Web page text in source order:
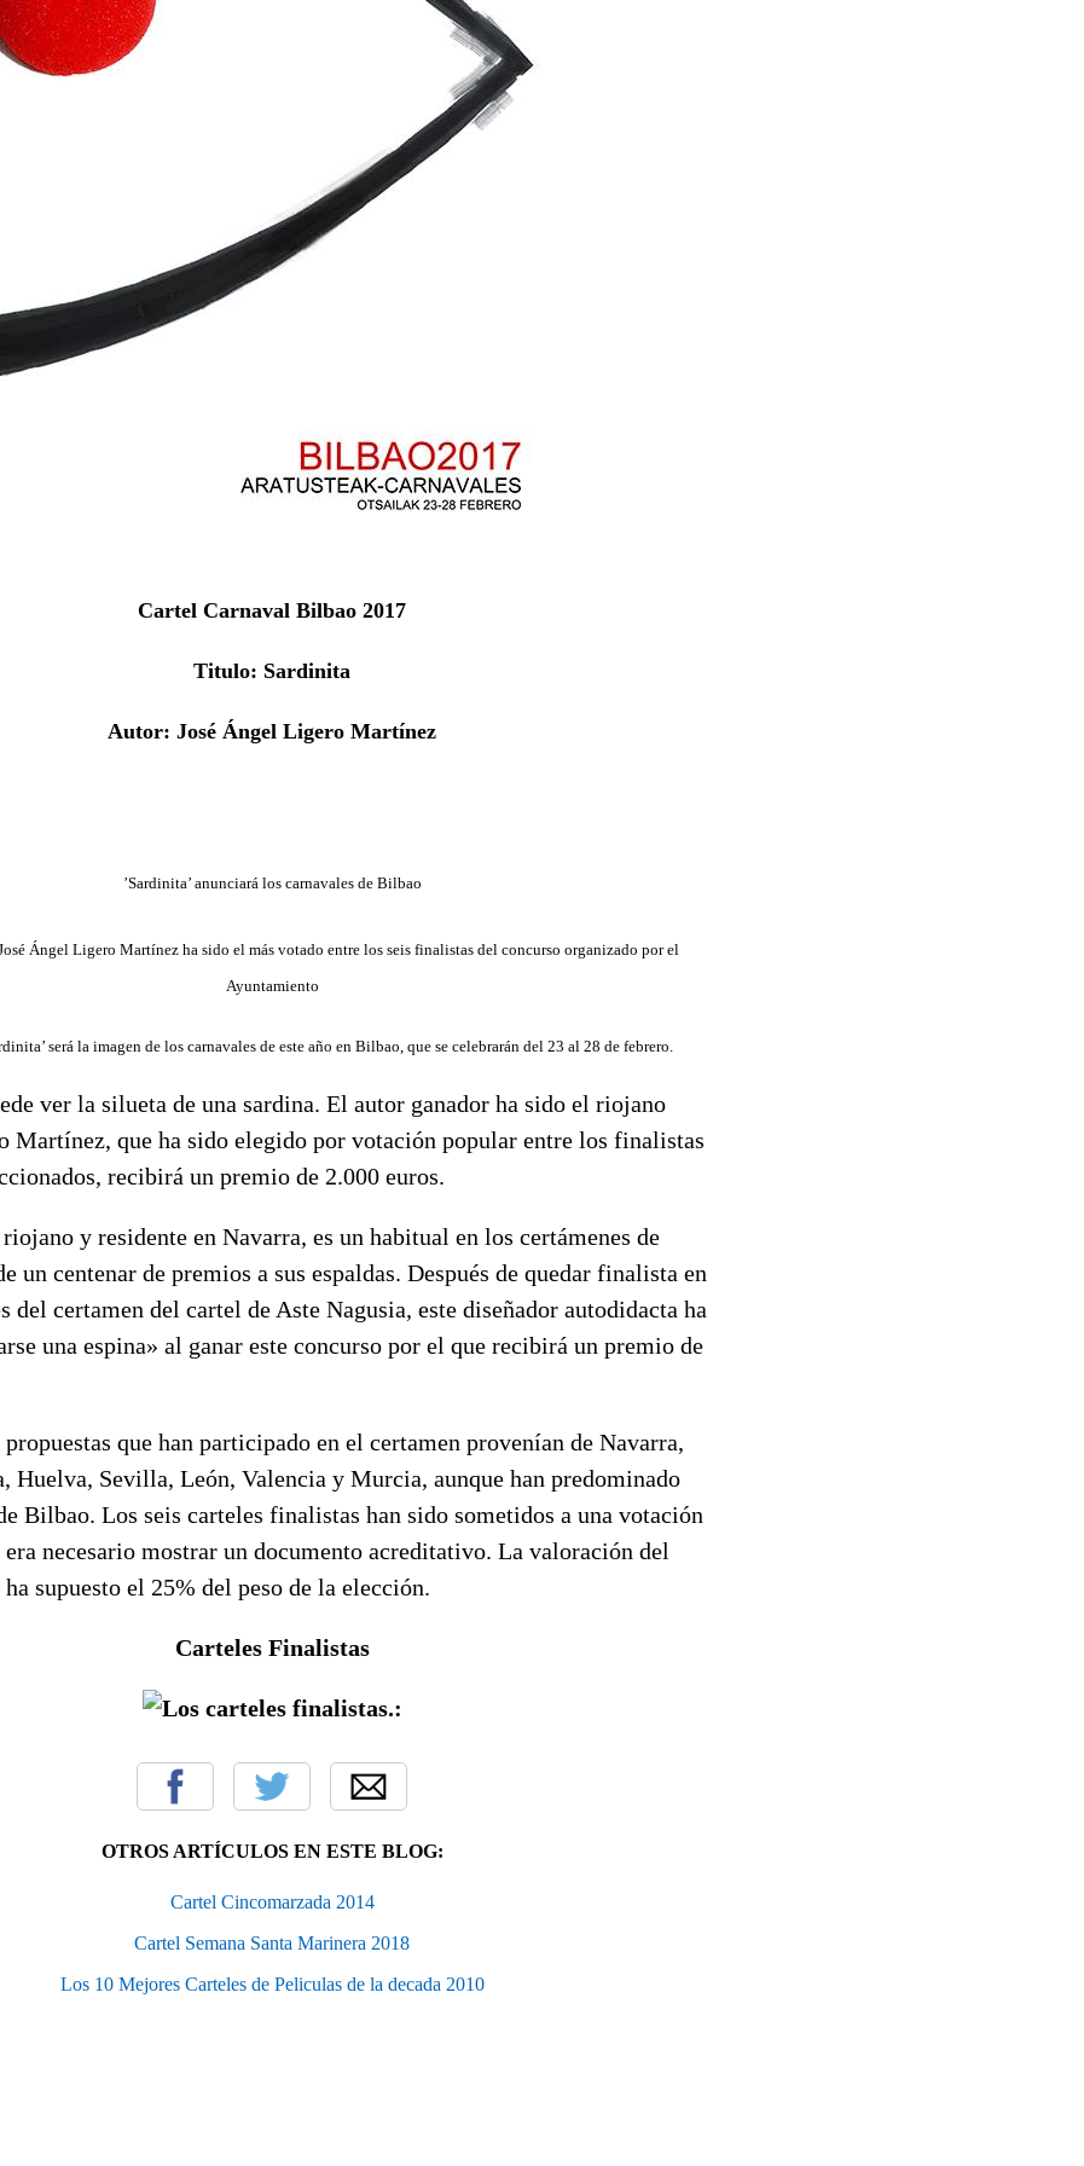
Cartel Carnaval Bilbao 2017
Titulo: Sardinita
Autor: José Ángel Ligero Martínez
’Sardinita’ anunciará los carnavales de Bilbao
Ángel Ligero Martínez ha sido el más votado entre los seis finalistas del concurso organizado por el
Ayuntamiento
será la imagen de los carnavales de este año en Bilbao, que se celebrarán del 23 al 28 de febrero.
ver la silueta de una sardina. El autor ganador ha sido el riojano
Martínez, que ha sido elegido por votación popular entre los finalistas
recibirá un premio de 2.000 euros.
y residente en Navarra, es un habitual en los certámenes de
un centenar de premios a sus espaldas. Después de quedar finalista en
del certamen del cartel de Aste Nagusia, este diseñador autodidacta ha
una espina» al ganar este concurso por el que recibirá un premio de
que han participado en el certamen provenían de Navarra,
Huelva, Sevilla, León, Valencia y Murcia, aunque han predominado
Bilbao. Los seis carteles finalistas han sido sometidos a una votación
necesario mostrar un documento acreditativo. La valoración del
supuesto el 25% del peso de la elección.
Carteles Finalistas
OTROS ARTÍCULOS EN ESTE BLOG:
Cartel Cincomarzada 2014
Cartel Semana Santa Marinera 2018
Los 10 Mejores Carteles de Peliculas de la decada 2010